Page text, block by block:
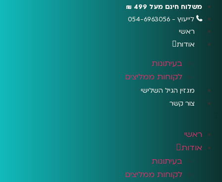
לתוכן
משלוח חינם מעל 499 ₪
לייעוץ - 054-6963056
ראשי
אודות
בעיתונות
לקוחות ממליצים
מגזין הגיל השלישי
צור קשר
ראשי
אודות
בעיתונות
לקוחות ממליצים